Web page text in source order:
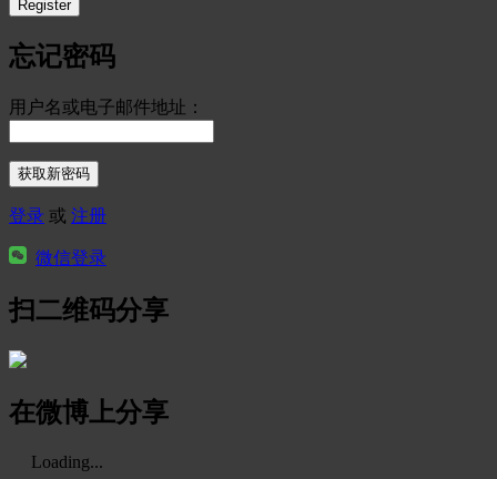
忘记密码
用户名或电子邮件地址：
登录 或 注册
微信登录
扫二维码分享
在微博上分享
Loading...